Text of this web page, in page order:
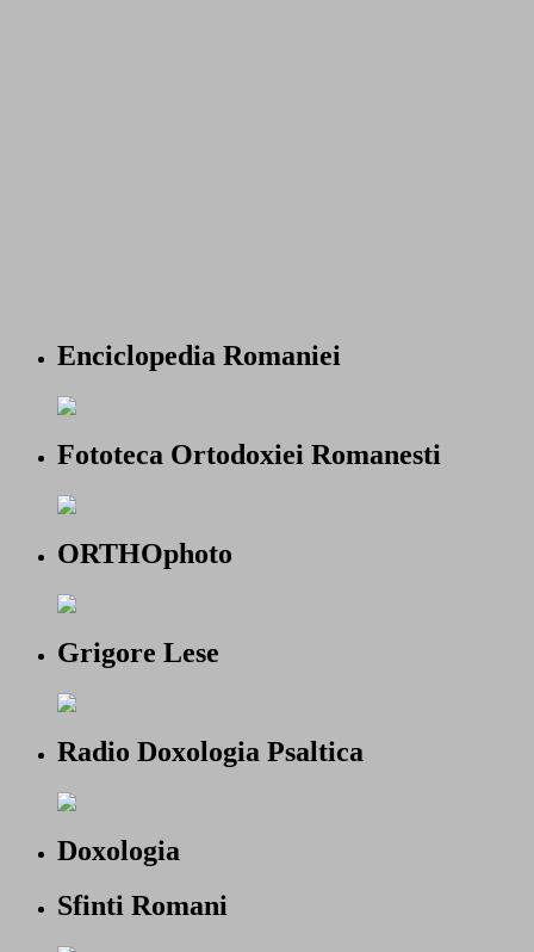
Enciclopedia Romaniei
Fototeca Ortodoxiei Romanesti
ORTHOphoto
Grigore Lese
Radio Doxologia Psaltica
Doxologia
Sfinti Romani